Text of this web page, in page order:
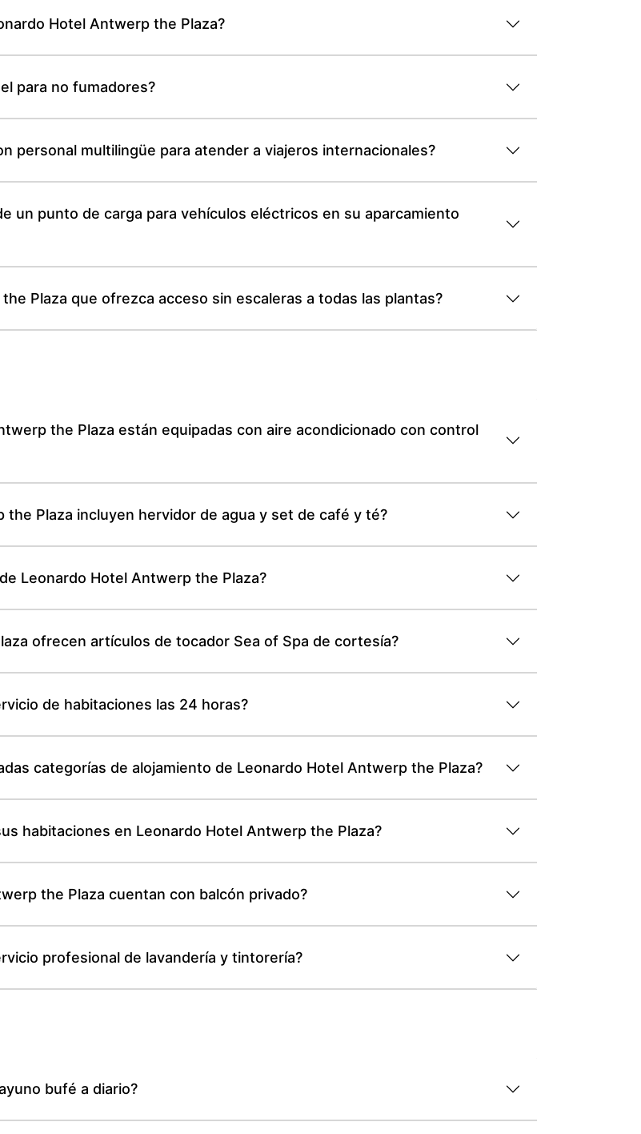
Hotel Antwerp the Plaza?
para no fumadores?
personal multilingüe para atender a viajeros internacionales?
un punto de carga para vehículos eléctricos en su aparcamiento
Plaza que ofrezca acceso sin escaleras a todas las plantas?
the Plaza están equipadas con aire acondicionado con control
Plaza incluyen hervidor de agua y set de café y té?
Leonardo Hotel Antwerp the Plaza?
ofrecen artículos de tocador Sea of Spa de cortesía?
de habitaciones las 24 horas?
categorías de alojamiento de Leonardo Hotel Antwerp the Plaza?
habitaciones en Leonardo Hotel Antwerp the Plaza?
the Plaza cuentan con balcón privado?
profesional de lavandería y tintorería?
bufé a diario?